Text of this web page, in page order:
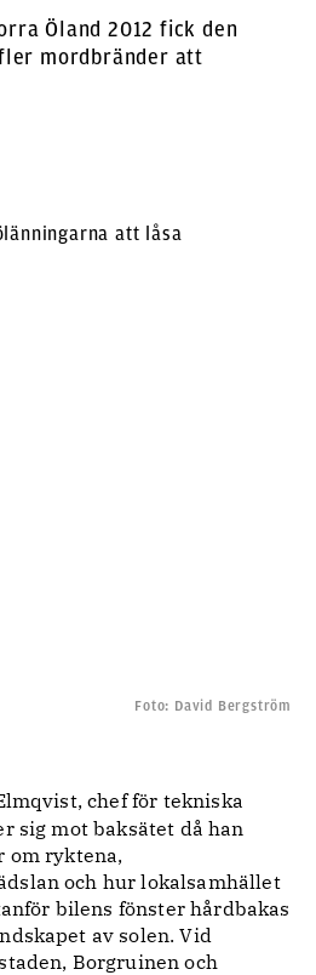
Öland 2012 fick den
mordbränder att
Foto: David Bergström
chef för tekniska
sig mot baksätet då han
om ryktena,
och hur lokalsamhället
bilens fönster hårdbakas
av solen. Vid
Borgruinen och